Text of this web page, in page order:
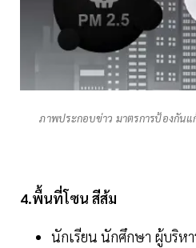
ภาพประกอบข่าว มาตรการป้องกันแ
4.พื้นที่โซน สีส้ม
นักเรียน นักศึกษา ผู้บริหา